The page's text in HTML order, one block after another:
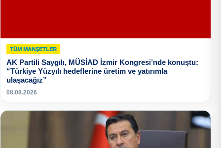
TÜM MANŞETLER
AK Partili Saygılı, MÜSİAD İzmir Kongresi’nde konuştu:
“Türkiye Yüzyılı hedeflerine üretim ve yatırımla
ulaşacağız”
08.08.2026